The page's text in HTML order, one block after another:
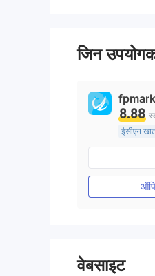
जिन
8.88
ईसीएन
मार्केट
मुख्य-
वेबसाइट